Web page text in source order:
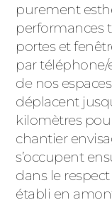
purement
performances
portes et
par téléphone/
de nos
déplacent
kilomètres
chantier
s’occupent
dans le
établi en